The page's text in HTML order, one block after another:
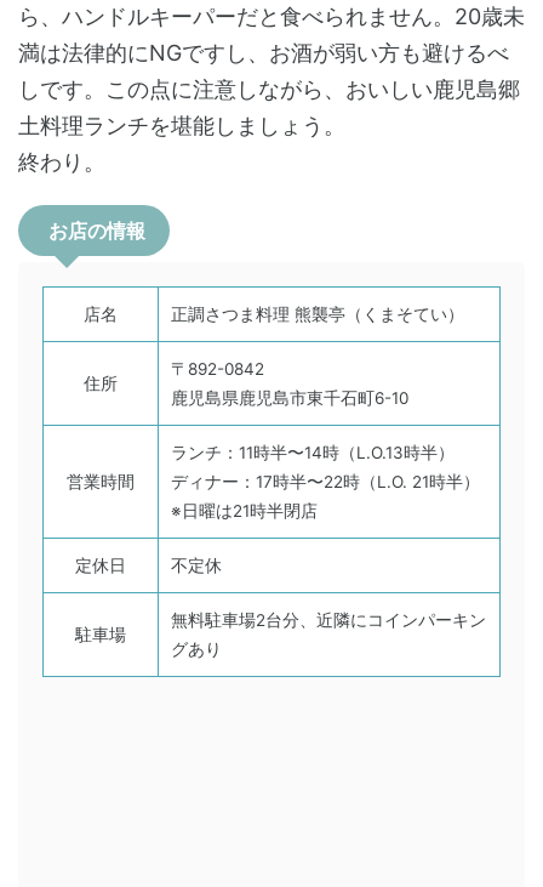
ら、ハンドルキーパーだと食べられません。20歳未
満は法律的にNGですし、お酒が弱い方も避けるべ
しです。この点に注意しながら、おいしい鹿児島郷
土料理ランチを堪能しましょう。
終わり。
お店の情報
店名 正調さつま料理 熊襲亭（くまそてい）
住所
〒892-0842
鹿児島県鹿児島市東千石町6-10
営業時間
ランチ：11時半〜14時（L.O.13時半）
ディナー：17時半〜22時（L.O. 21時半）
※日曜は21時半閉店
定休日 不定休
駐車場
無料駐車場2台分、近隣にコインパーキン
グあり